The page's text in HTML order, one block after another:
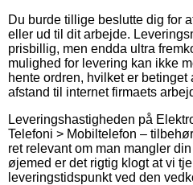
Du burde tillige beslutte dig for
eller ud til dit arbejde.
prisbillig, men endda ultra
mulighed for levering kan ikke
hente ordren, hvilket er betinget
afstand til internet firmaets
Leveringshastigheden på
Telefoni > Mobiltelefon –
ret relevant om man mangler
øjemed er det rigtig klogt at vi
leveringstidspunkt ved den